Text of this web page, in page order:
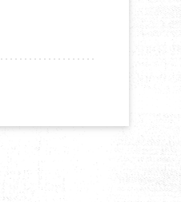
EN ENTREPRISE :